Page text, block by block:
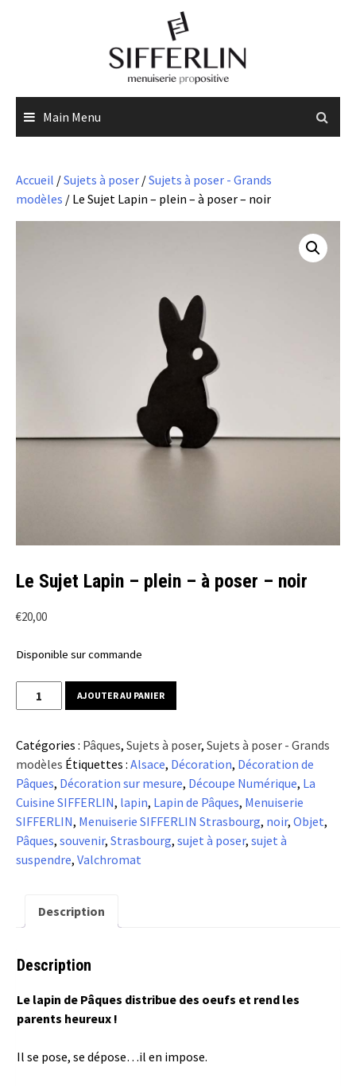
Main Menu
Accueil /Sujets à poser /Sujets à poser - Grands
modèles / Le Sujet Lapin – plein – à poser – noir
Le Sujet Lapin – plein – à poser – noir
€20,00
Disponible sur commande
quantité
de
Sujet
Lapin
-
plein
-
à
poser
AJOUTER AU PANIER
Catégories : Pâques, Sujets à poser, Sujets à poser - Grands
modèles Étiquettes : Alsace, Décoration, Décoration de
Pâques, Décoration sur mesure, Découpe Numérique, La
Cuisine SIFFERLIN, lapin, Lapin de Pâques, Menuiserie
SIFFERLIN, Menuiserie SIFFERLIN Strasbourg, noir, Objet,
Pâques, souvenir, Strasbourg, sujet à poser, sujet à
suspendre, Valchromat
Description
Description
Le lapin de Pâques distribue des oeufs et rend les
parents heureux !
Il se pose, se dépose…il en impose.